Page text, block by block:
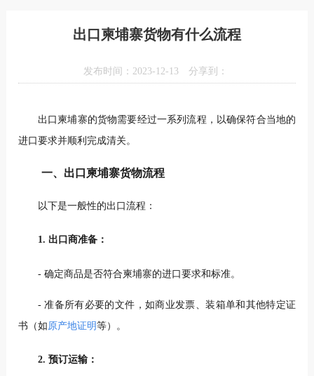
出口柬埔寨货物有什么流程
发布时间：2023-12-13 分享到：
出口柬埔寨的货物需要经过一系列流程，以确保符合当地的
进口要求并顺利完成清关。
一、出口柬埔寨货物流程
以下是一般性的出口流程：
1. 出口商准备：
- 确定商品是否符合柬埔寨的进口要求和标准。
- 准备所有必要的文件，如商业发票、装箱单和其他特定证
书（如 原产地证明等）。
2. 预订运输：